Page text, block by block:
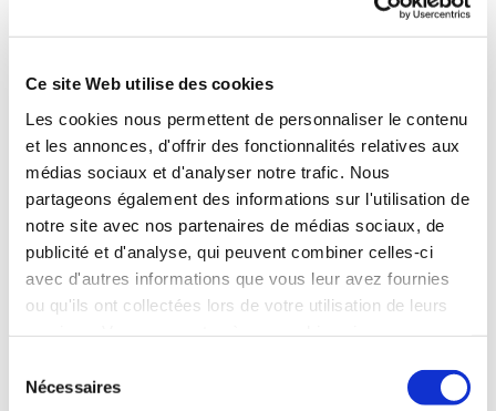
Ce site Web utilise des cookies
Les cookies nous permettent de personnaliser le contenu
et les annonces, d'offrir des fonctionnalités relatives aux
médias sociaux et d'analyser notre trafic. Nous
partageons également des informations sur l'utilisation de
notre site avec nos partenaires de médias sociaux, de
publicité et d'analyse, qui peuvent combiner celles-ci
avec d'autres informations que vous leur avez fournies
ou qu'ils ont collectées lors de votre utilisation de leurs
Nécessaires
Forfait
thermal
Rhumatologie
RH1 pour 18
jours de soins
(dont 574,51
€ de T.F.R. et
103,51 € de
Complément
Tarifaire)
Les
consultations
médicales
(3 visites
obligatoires)
84 €